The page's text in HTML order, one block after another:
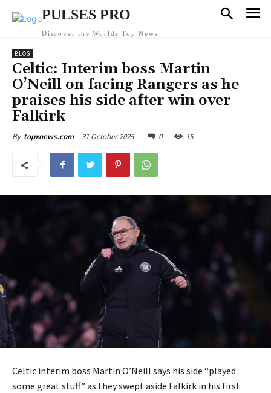
PULSES PRO
Discover the Worlds Top News
BLOG
Celtic: Interim boss Martin
O’Neill on facing Rangers as he
praises his side after win over
Falkirk
By topxnews.com 31 October 2025 0 15
Celtic interim boss Martin O’Neill says his side “played
some great stuff” as they swept aside Falkirk in his first